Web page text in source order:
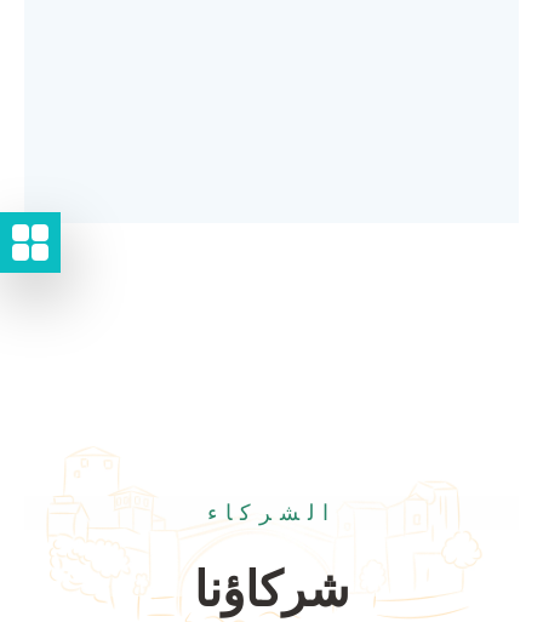
الشركاء
شركاؤنا